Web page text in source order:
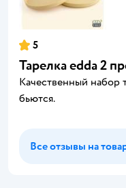
5
Тарелка edda 2
Качественный набор
бьются.
Все отзывы на